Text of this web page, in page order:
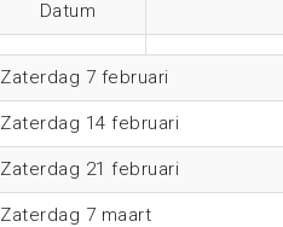
Datum
Zaterdag 7 februari
Zaterdag 14 februari
Zaterdag 21 februari
Zaterdag 7 maart